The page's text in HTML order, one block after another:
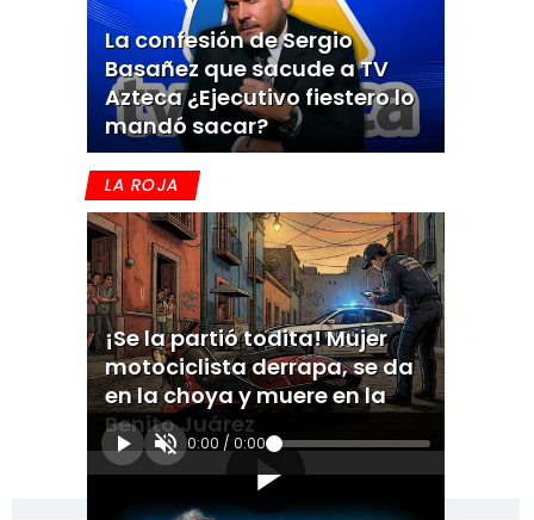
La confesión de Sergio
Basañez que sacude a TV
Azteca ¿Ejecutivo fiestero lo
mandó sacar?
LA ROJA
¡Se la partió todita! Mujer
motociclista derrapa, se da
en la choya y muere en la
Benito Juárez
0:00 / 0:00
[Publicidad]